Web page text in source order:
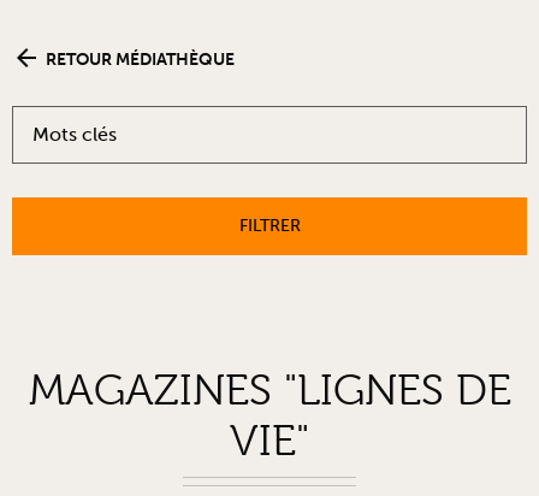
RETOUR MÉDIATHÈQUE
Mots clés
FILTRER
MAGAZINES "LIGNES DE
VIE"